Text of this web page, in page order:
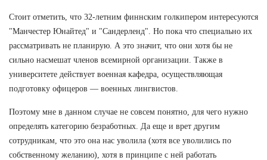
Стоит отметить, что 32-летним финнским голкипером интересуются
"Манчестер Юнайтед" и "Сандерленд". Но пока что специально их
рассматривать не планирую. А это значит, что они хотя бы не
сильно насмешат членов всемирной организации. Также в
университете действует военная кафедра, осуществляющая
подготовку офицеров — военных лингвистов.
Поэтому мне в данном случае не совсем понятно, для чего нужно
определять категорию безработных. Да еще и врет другим
сотрудникам, что это она нас уволила (хотя все уволились по
собственному желанию), хотя в принципе с ней работать